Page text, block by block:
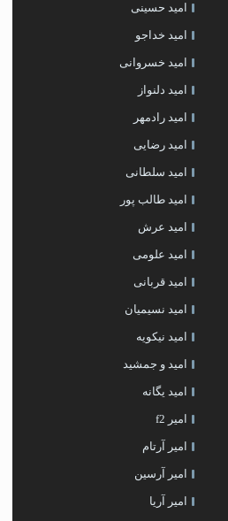
امید حسینی
امید خداجو
امید خسروانی
امید دلنواز
امید رادمهر
امید رضایی
امید سلطانی
امید طالب پور
امید عرش
امید علومی
امید قربانی
امید نسیمیان
امید نیکویه
امید و جمشید
امید یگانه
امیر f2
امیر آرتام
امیر آرسین
امیر آریا